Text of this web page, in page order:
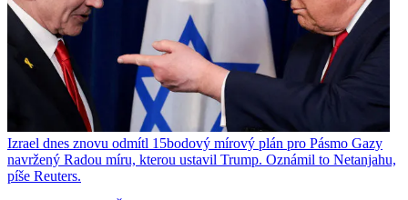
Izrael dnes znovu odmítl 15bodový mírový plán pro Pásmo Gazy
navržený Radou míru, kterou ustavil Trump. Oznámil to Netanjahu,
píše Reuters.